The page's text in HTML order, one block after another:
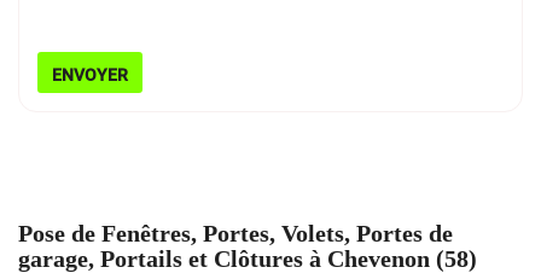
ENVOYER
Pose de Fenêtres, Portes, Volets, Portes de
garage, Portails et Clôtures à Chevenon (58)